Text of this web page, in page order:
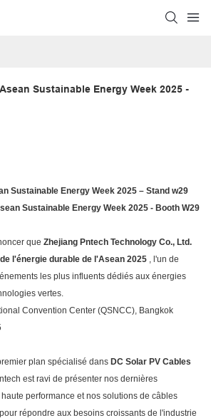
Sustainable Energy Week 2025 -
Sustainable Energy Week 2025 – Stand w29
que Zhejiang Pntech Technology Co., Ltd.
l'énergie durable de l'Asean 2025 , l'un de
les plus influents dédiés aux énergies
vertes.
Convention Center (QSNCC), Bangkok
plan spécialisé dans DC Solar PV Cables
est ravi de présenter nos dernières
performance et nos solutions de câbles
répondre aux besoins croissants de l'industrie